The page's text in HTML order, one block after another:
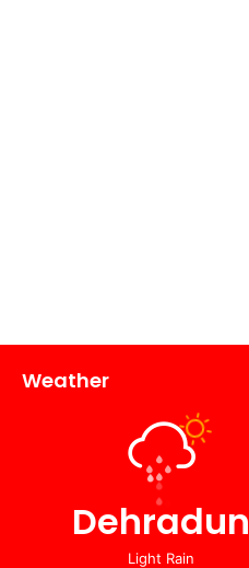
Weather
Dehradun
Light Rain